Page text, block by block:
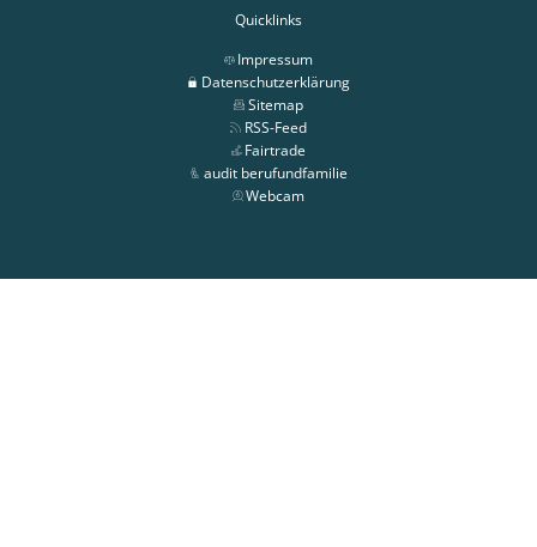
Quicklinks
Impressum
Datenschutzerklärung
Sitemap
RSS-Feed
Fairtrade
audit berufundfamilie
Webcam